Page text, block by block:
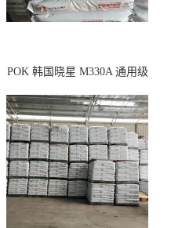
POK 韩国晓星 M330A 通用级